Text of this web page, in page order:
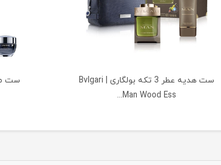
ست هدیه عطر 3 تکه بولگاری | Bvlgari
Man Wood Ess...